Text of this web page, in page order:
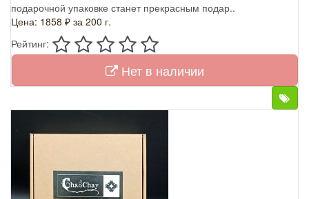
подарочной упаковке станет прекрасным подар..
Цена: 1858 ₽ за 200 г.
Рейтинг:
Нет в наличии